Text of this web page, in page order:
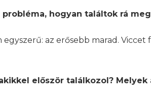
hogyan találtok rá
az erősebb marad.
először találkozol?